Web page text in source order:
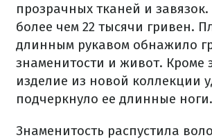
прозрачных тканей и завязок.
более чем 22 тысячи гривен.
длинным рукавом обнажило
знаменитости и живот. Кроме
изделие из новой коллекции
подчеркнуло ее длинные ноги.
Знаменитость распустила